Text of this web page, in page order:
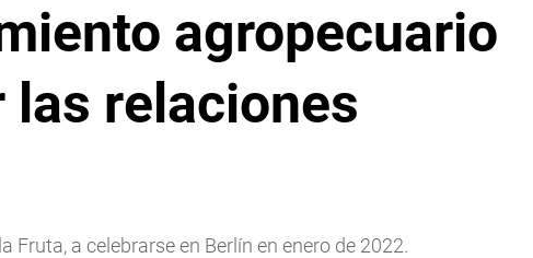
agropecuario
relaciones
a celebrarse en Berlín en enero de 2022.